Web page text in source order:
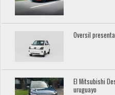
Oversil
El Mitsubishi
uruguayo